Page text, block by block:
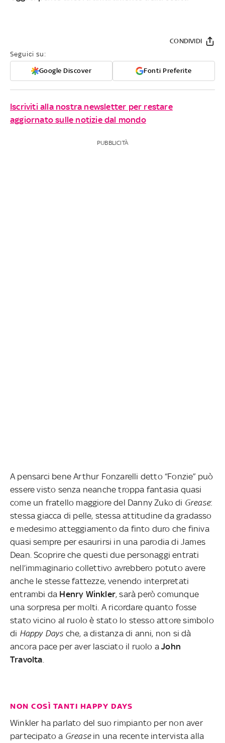
Seguici su:
Google Discover Fonti Preferite
CONDIVIDI
Iscriviti alla nostra newsletter per restare
aggiornato sulle notizie dal mondo
PUBBLICITÀ
A pensarci bene Arthur Fonzarelli detto “Fonzie” può
essere visto senza neanche troppa fantasia quasi
come un fratello maggiore del Danny Zuko di Grease:
stessa giacca di pelle, stessa attitudine da gradasso
e medesimo atteggiamento da finto duro che finiva
quasi sempre per esaurirsi in una parodia di James
Dean. Scoprire che questi due personaggi entrati
nell’immaginario collettivo avrebbero potuto avere
anche le stesse fattezze, venendo interpretati
entrambi da Henry Winkler, sarà però comunque
una sorpresa per molti. A ricordare quanto fosse
stato vicino al ruolo è stato lo stesso attore simbolo
di Happy Days che, a distanza di anni, non si dà
ancora pace per aver lasciato il ruolo aJohn
Travolta
NON COSÌ TANTI HAPPY DAYS
Winkler ha parlato del suo rimpianto per non aver
partecipato a Greasein una recente intervista alla